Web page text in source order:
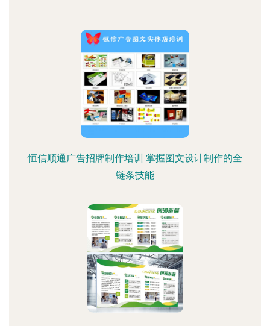
恒信顺通广告招牌制作培训 掌握图文设计制作的全
链条技能